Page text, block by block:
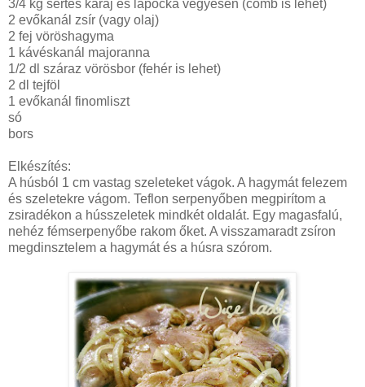
3/4 kg sertés karaj és lapocka vegyesen (comb is lehet)
2 evőkanál zsír (vagy olaj)
2 fej vöröshagyma
1 kávéskanál majoranna
1/2 dl száraz vörösbor (fehér is lehet)
2 dl tejföl
1 evőkanál finomliszt
só
bors
Elkészítés:
A húsból 1 cm vastag szeleteket vágok. A hagymát felezem
és szeletekre vágom. Teflon serpenyőben megpirítom a
zsiradékon a hússzeletek mindkét oldalát. Egy magasfalú,
nehéz fémserpenyőbe rakom őket. A visszamaradt zsíron
megdinsztelem a hagymát és a húsra szórom.